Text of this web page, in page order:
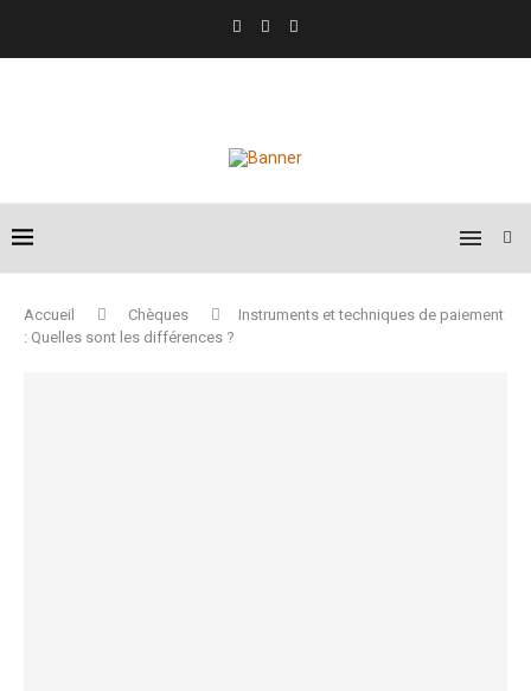
Accueil Chèques
Instruments et techniques de paiement
: Quelles sont les différences ?